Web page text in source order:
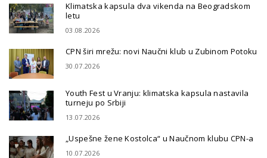
Klimatska kapsula dva vikenda na Beogradskom
letu
03.08.2026
CPN širi mrežu: novi Naučni klub u Zubinom Potoku
30.07.2026
Youth Fest u Vranju: klimatska kapsula nastavila
turneju po Srbiji
13.07.2026
„Uspešne žene Kostolca“ u Naučnom klubu CPN-a
10.07.2026